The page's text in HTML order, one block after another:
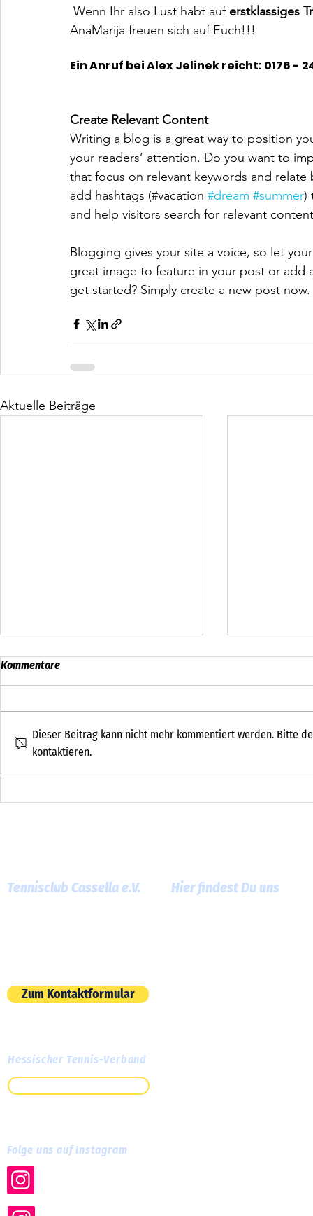
Wenn Ihr also Lust habt auf erstklassiges
AnaMarija freuen sich auf Euch!!!
Ein Anruf bei Alex Jelinek reicht: 0176 -
Create Relevant Content
Writing a blog is a great way to position
your readers’ attention. Do you want to
that focus on relevant keywords and
add hashtags (#vacation #dream #summer)
and help visitors search for relevant
Blogging gives your site a voice, so let
great image to feature in your post or
get started? Simply create a new post now.
Aktuelle Beiträge
Sommer-Tenniscamp beim TC
Kommentare
Dieser Beitrag kann nicht mehr kommentiert werden. Bitte
kontaktieren.
Tennisclub Cassella e.V.
Zum Kontaktformular
Hessischer Tennis-Verband
Folge uns auf Instagram
Hier findest Du uns